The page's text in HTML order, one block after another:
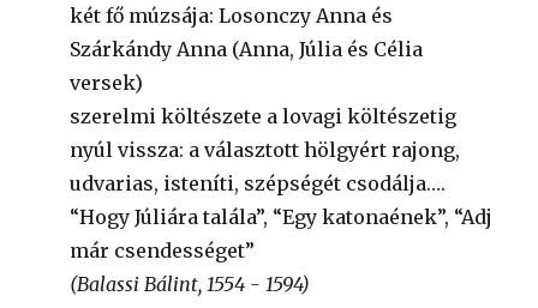
két fő múzsája: Losonczy Anna és
Szárkándy Anna (Anna, Júlia és Célia
versek)
szerelmi költészete a lovagi költészetig
nyúl vissza: a választott hölgyért rajong,
udvarias, isteníti, szépségét csodálja….
“Hogy Júliára talála”, “Egy katonaének”, “Adj
már csendességet”
(Balassi Bálint, 1554 - 1594)